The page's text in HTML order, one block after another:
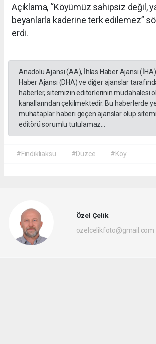
Açıklama, “Köyümüz sahipsiz değil,
beyanlarla kaderine terk edilemez”
erdi.
Anadolu Ajansı (AA), İhlas Haber Ajansı
Haber Ajansı (DHA) ve diğer ajanslar
haberler, sitemizin editörlerinin müdahalesi
kanallarından çekilmektedir. Bu haberlerde
muhataplar haberi geçen ajanslar olup
editörü sorumlu tutulamaz...
#Fındıklıaksu #Düzce #Köy
Özel Çelik
ozelcelikfoto@gmail.com